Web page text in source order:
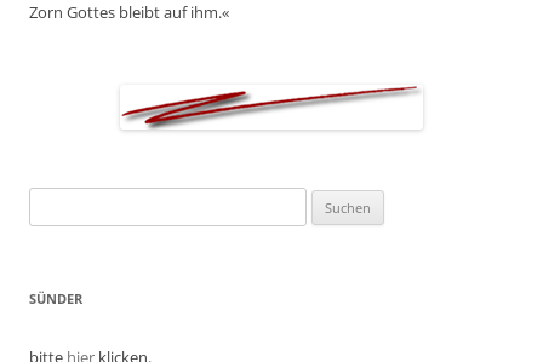
Zorn Gottes bleibt auf ihm.«
nach:
SÜNDER
bitte hier klicken.